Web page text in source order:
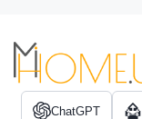
ChatGPT